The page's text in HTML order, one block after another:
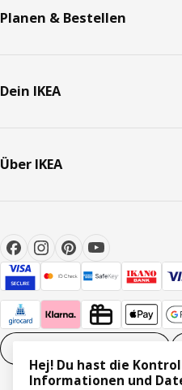
Planen & Bestellen
Dein IKEA
Über IKEA
Hej! Du hast die
Informationen und